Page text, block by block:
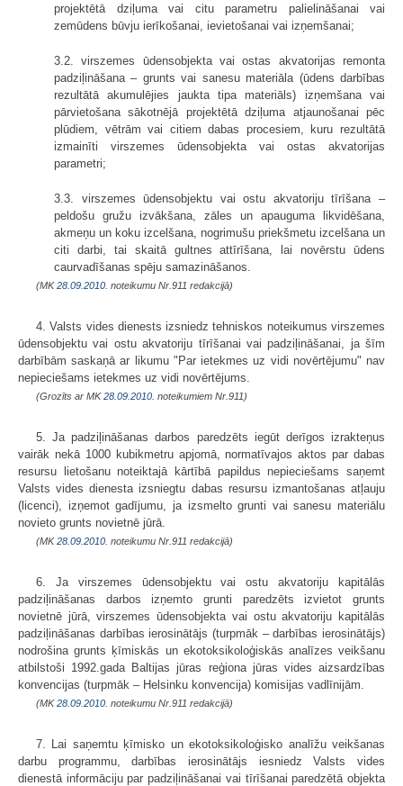
projektētā dziļuma vai citu parametru palielināšanai vai
zemūdens būvju ierīkošanai, ievietošanai vai izņemšanai;
3.2. virszemes ūdensobjekta vai ostas akvatorijas remonta
padziļināšana – grunts vai sanesu materiāla (ūdens darbības
rezultātā akumulējies jaukta tipa materiāls) izņemšana vai
pārvietošana sākotnējā projektētā dziļuma atjaunošanai pēc
plūdiem, vētrām vai citiem dabas procesiem, kuru rezultātā
izmainīti virszemes ūdensobjekta vai ostas akvatorijas
parametri;
3.3. virszemes ūdensobjektu vai ostu akvatoriju tīrīšana –
peldošu gružu izvākšana, zāles un apauguma likvidēšana,
akmeņu un koku izcelšana, nogrimušu priekšmetu izcelšana un
citi darbi, tai skaitā gultnes attīrīšana, lai novērstu ūdens
caurvadīšanas spēju samazināšanos.
(MK28.09.2010. noteikumu Nr.911 redakcijā)
4. Valsts vides dienests izsniedz tehniskos noteikumus virszemes
ūdensobjektu vai ostu akvatoriju tīrīšanai vai padziļināšanai, ja šīm
darbībām saskaņā ar likumu "Par ietekmes uz vidi novērtējumu" nav
nepieciešams ietekmes uz vidi novērtējums.
(Grozīts ar MK28.09.2010. noteikumiem Nr.911)
5. Ja padziļināšanas darbos paredzēts iegūt derīgos izrakteņus
vairāk nekā 1000 kubikmetru apjomā, normatīvajos aktos par dabas
resursu lietošanu noteiktajā kārtībā papildus nepieciešams saņemt
Valsts vides dienesta izsniegtu dabas resursu izmantošanas atļauju
(licenci), izņemot gadījumu, ja izsmelto grunti vai sanesu materiālu
novieto grunts novietnē jūrā.
(MK28.09.2010. noteikumu Nr.911 redakcijā)
6. Ja virszemes ūdensobjektu vai ostu akvatoriju kapitālās
padziļināšanas darbos izņemto grunti paredzēts izvietot grunts
novietnē jūrā, virszemes ūdensobjekta vai ostu akvatoriju kapitālās
padziļināšanas darbības ierosinātājs (turpmāk – darbības ierosinātājs)
nodrošina grunts ķīmiskās un ekotoksikoloģiskās analīzes veikšanu
atbilstoši 1992.gada Baltijas jūras reģiona jūras vides aizsardzības
konvencijas (turpmāk – Helsinku konvencija) komisijas vadlīnijām.
(MK28.09.2010. noteikumu Nr.911 redakcijā)
7. Lai saņemtu ķīmisko un ekotoksikoloģisko analīžu veikšanas
darbu programmu, darbības ierosinātājs iesniedz Valsts vides
dienestā informāciju par padziļināšanai vai tīrīšanai paredzētā objekta